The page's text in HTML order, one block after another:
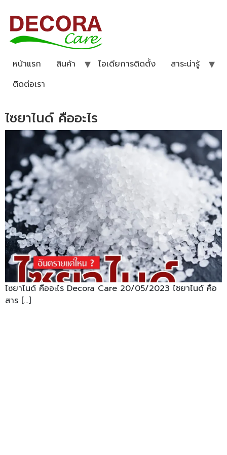
หน้าแรก สินค้า ไอเดียการติดตั้ง
สาระน่ารู้
ติดต่อเรา
ไซยาไนด์ คืออะไร
ไซยาไนด์ คืออะไร Decora Care 20/05/2023 ไซยาไนด์ คือ
สาร […]